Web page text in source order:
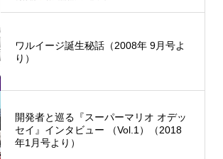
ワルイージ誕生秘話（2008年 9月号よ
り）
開発者と巡る『スーパーマリオ オデッ
セイ』インタビュー （Vol.1）（2018
年1月号より）